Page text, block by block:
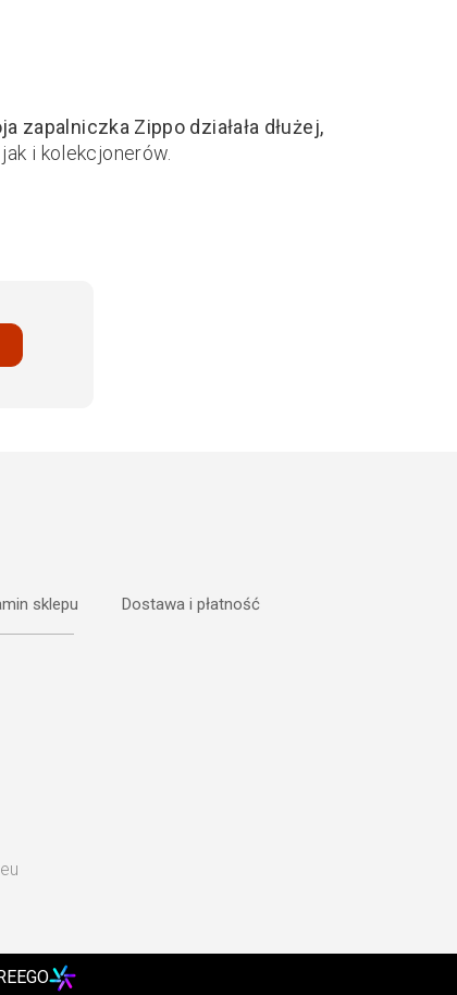
zapalniczka Zippo działała dłużej,
i kolekcjonerów.
sklepu Dostawa i płatność